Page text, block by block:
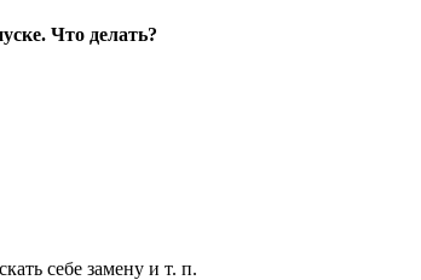
Что делать?
себе замену и т. п.